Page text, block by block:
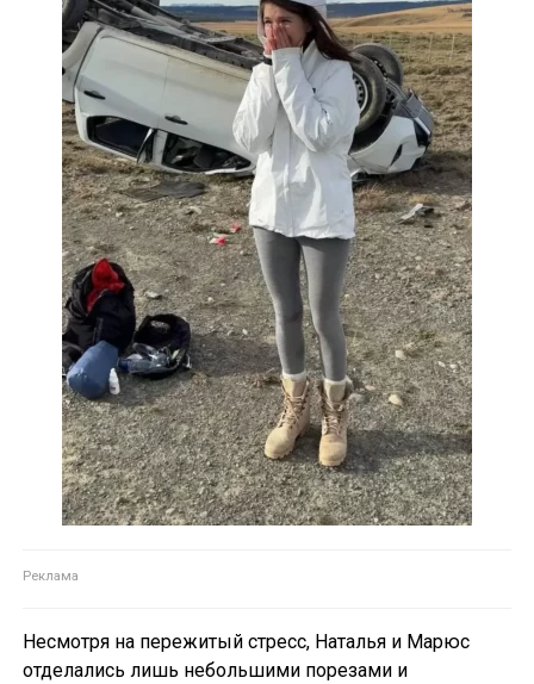
Несмотря на пережитый стресс, Наталья и Марюс
отделались лишь небольшими порезами и